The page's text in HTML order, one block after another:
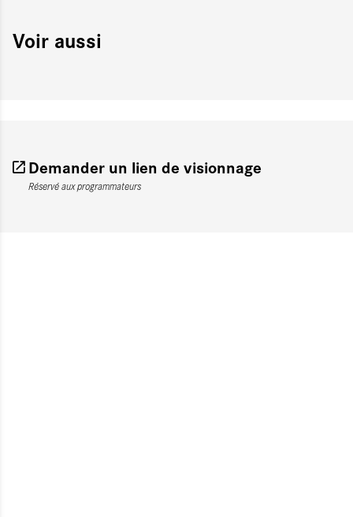
Voir aussi
Demander un lien de visionnage
Réservé aux programmateurs